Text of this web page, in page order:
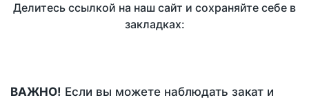
Делитесь ссылкой на наш сайт и сохраняйте себе в
закладках:
ВАЖНО! Если вы можете наблюдать закат и